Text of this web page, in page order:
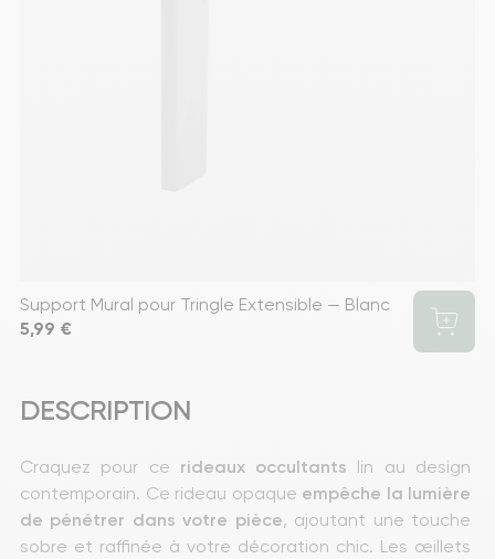
Support Mural pour Tringle Extensible — Blanc
Prix
5,99 €
DESCRIPTION
Craquez pour ce rideaux occultants lin au design
contemporain. Ce rideau opaque empêche la lumière
de pénétrer dans votre pièce, ajoutant une touche
sobre et raffinée à votre décoration chic. Les œillets